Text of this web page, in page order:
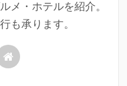
メ・ホテルを紹介。
も承ります。